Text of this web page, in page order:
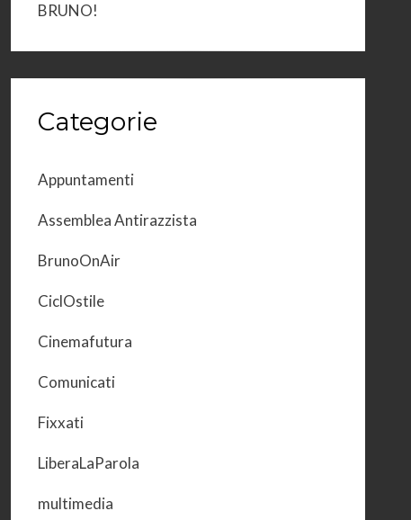
BRUNO!
Categorie
Appuntamenti
Assemblea Antirazzista
BrunoOnAir
CiclOstile
Cinemafutura
Comunicati
Fixxati
LiberaLaParola
multimedia